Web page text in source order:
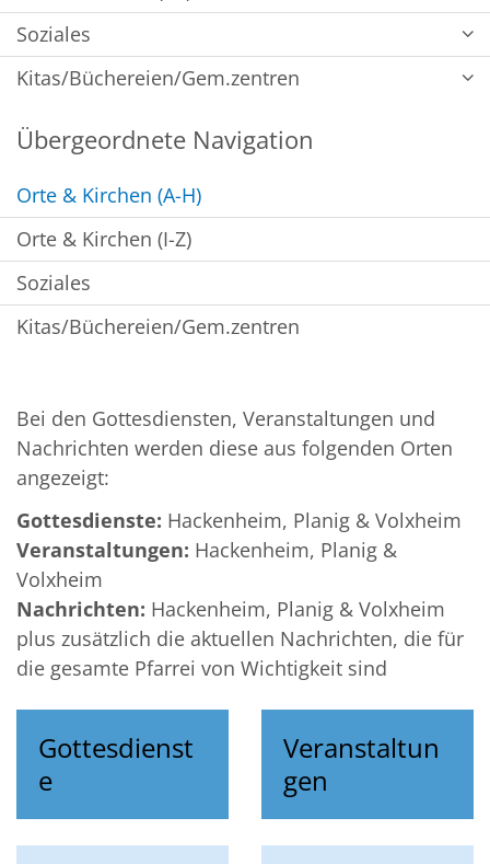
Soziales
Kitas/Büchereien/Gem.zentren
Übergeordnete Navigation
Orte & Kirchen (A-H)
Orte & Kirchen (I-Z)
Soziales
Kitas/Büchereien/Gem.zentren
Bei den Gottesdiensten, Veranstaltungen und
Nachrichten werden diese aus folgenden Orten
angezeigt:
Gottesdienste: Hackenheim, Planig & Volxheim
Veranstaltungen: Hackenheim, Planig &
Volxheim
Nachrichten: Hackenheim, Planig & Volxheim
plus zusätzlich die aktuellen Nachrichten, die für
die gesamte Pfarrei von Wichtigkeit sind
Gottesdienst
e
Veranstaltun
gen